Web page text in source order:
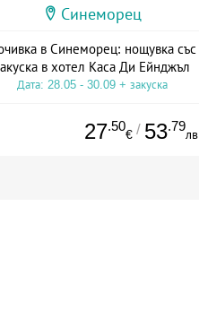
Синеморец
в Синеморец: нощувка със
в хотел Каса Ди Ейнджъл
Дата: 28.05 - 30.09 + закуска
27.50
€ / 53.79
лв.